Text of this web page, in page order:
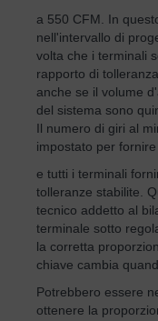
a 550 CFM. In
nell'intervallo di
volta che i terminali
rapporto di
anche se il volume
del sistema sono
Il numero di giri al
impostato per
e tutti i terminali
tolleranze stabilite.
tecnico addetto al
terminale sotto
la corretta
chiave cambia
Potrebbero essere
ottenere la